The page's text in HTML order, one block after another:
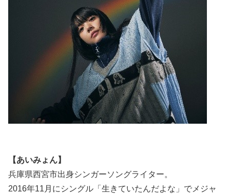
【あいみょん】
兵庫県西宮市出身シンガーソングライター。
2016年11月にシングル「生きていたんだよな」でメジャ